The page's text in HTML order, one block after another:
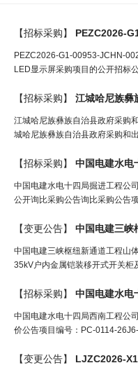
【招标采购】
PEZC2026-G1-00953-JCHN-
LED显示屏采购项目的公开招标
【招标采购】
江城哈尼族彝族自治县政府采购
城哈尼族彝族自治县政府采购和
【招标采购】 中国电建水电
中国电建水电十四局掘进工程公
公开询比采购公告询比采购公告
【变更公告】 中国电建三峡
中国电建三峡枢纽新通道工程山
35kV户内金属铠装移开式开关柜
【招标采购】 中国电建水电
中国电建水电十四局西南工程公
价公告项目编号：PC-0114-
【变更公告】